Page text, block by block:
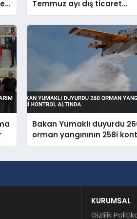
Temmuz ayı dış ticaret
verilerini açıkladı
Bakan Yumaklı duyurdu
orman yangınının 258i
altında
KURUMSAL
Gizlilik